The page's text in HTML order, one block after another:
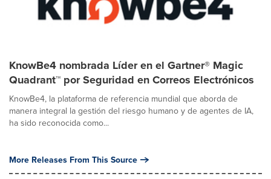
KnowBe4 nombrada Líder en el Gartner® Magic
Quadrant™ por Seguridad en Correos Electrónicos
KnowBe4, la plataforma de referencia mundial que aborda de
manera integral la gestión del riesgo humano y de agentes de IA,
ha sido reconocida como...
More Releases From This Source